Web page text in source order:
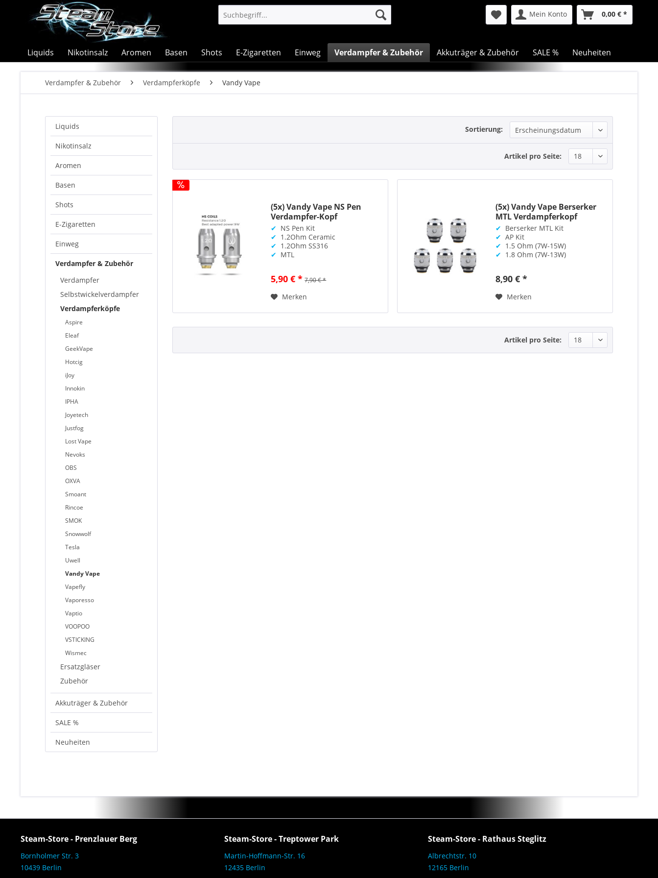
Mein Konto 0,00 € *
Liquids Nikotinsalz Aromen Basen Shots E-Zigaretten Einweg Verdampfer & Zubehör Akkuträger & Zubehör SALE % Neuheiten
Verdampfer & Zubehör Verdampferköpfe Vandy Vape
Liquids
Nikotinsalz
Aromen
Basen
Shots
E-Zigaretten
Einweg
Verdampfer & Zubehör
Verdampfer
Selbstwickelverdampfer
Verdampferköpfe
Aspire
Eleaf
GeekVape
Hotcig
iJoy
Innokin
IPHA
Joyetech
Justfog
Lost Vape
Nevoks
OBS
OXVA
Smoant
Rincoe
SMOK
Snowwolf
Tesla
Uwell
Vandy Vape
Vapefly
Vaporesso
Vaptio
VOOPOO
VSTICKING
Wismec
Ersatzgläser
Zubehör
Akkuträger & Zubehör
SALE %
Neuheiten
Sortierung:
Artikel pro Seite:
(5x) Vandy Vape NS Pen
Verdampfer-Kopf
✔ NS Pen Kit
✔ 1.2Ohm Ceramic
✔ 1.2Ohm SS316
✔ MTL
5,90 € * 7,90 € *
Merken
(5x) Vandy Vape Berserker
MTL Verdampferkopf
✔ Berserker MTL Kit
✔ AP Kit
✔ 1.5 Ohm (7W-15W)
✔ 1.8 Ohm (7W-13W)
8,90 € *
Merken
Artikel pro Seite:
Steam-Store - Prenzlauer Berg
Bornholmer Str. 3
10439 Berlin
Steam-Store - Treptower Park
Martin-Hoffmann-Str. 16
12435 Berlin
Steam-Store - Rathaus Steglitz
Albrechtstr. 10
12165 Berlin